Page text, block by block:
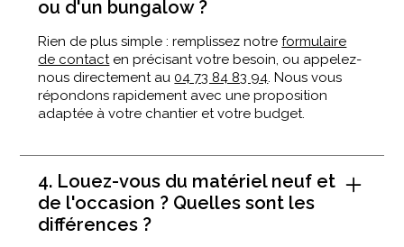
ou d'un bungalow ?
Rien de plus simple : remplissez notreformulaire
de contact en précisant votre besoin, ou appelez-
nous directement au 04 73 84 83 94 . Nous vous
répondons rapidement avec une proposition
adaptée à votre chantier et votre budget.
4. Louez-vous du matériel neuf et
de l'occasion ? Quelles sont les
différences ?